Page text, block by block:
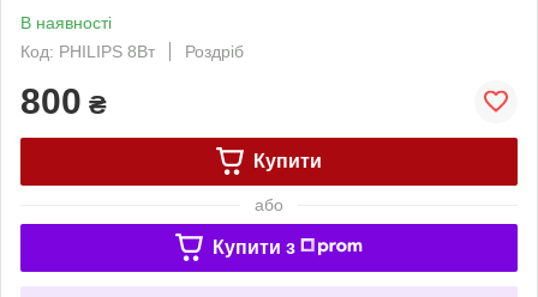
В наявності
Код: PHILIPS 8Вт
Роздріб
800 ₴
Купити
або
Купити з